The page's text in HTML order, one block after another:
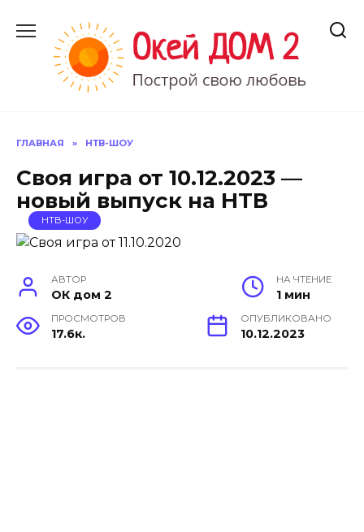
содержанию
ГЛАВНАЯ » НТВ-ШОУ
Своя игра от 10.12.2023 —
новый выпуск на НТВ
НТВ-ШОУ
АВТОР
ОК дом 2
НА ЧТЕНИЕ
1 мин
ПРОСМОТРОВ
17.6к.
ОПУБЛИКОВАНО
10.12.2023